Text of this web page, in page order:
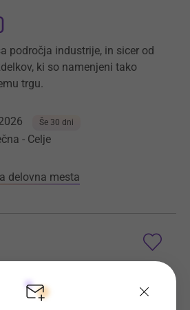
področja industrije, in sicer od
ki so namenjeni tako
trgu.
Še 30 dni
- Celje
delovna mesta